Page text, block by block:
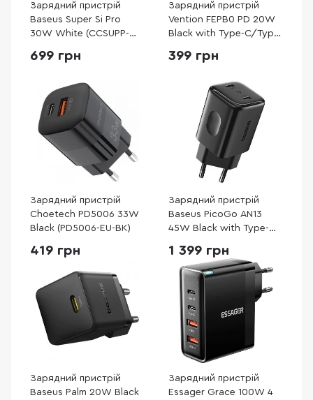
Зарядний пристрій
Baseus Super Si Pro
30W White (CCSUPP-
699 грн
Зарядний пристрій
Vention FEPB0 PD 20W
Black with Type-C/Type-
399 грн
Зарядний пристрій
Choetech PD5006 33W
Black (PD5006-EU-BK)
419 грн
Зарядний пристрій
Baseus PicoGo AN13
45W Black with Type-
1 399 грн
Зарядний пристрій
Baseus Palm 20W Black
Зарядний пристрій
Essager Grace 100W 4